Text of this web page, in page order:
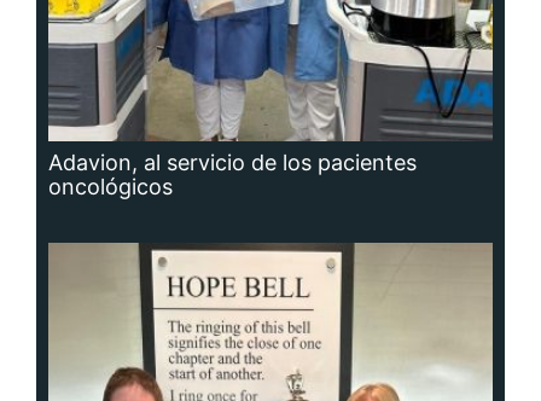
Adavion, al servicio de los pacientes
oncológicos